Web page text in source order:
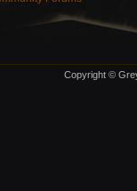
Copyright ©